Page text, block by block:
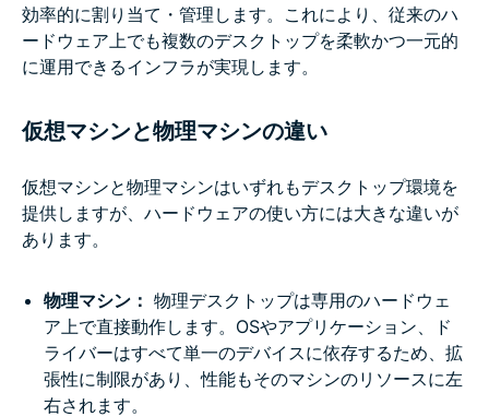
効率的に割り当て・管理します。これにより、従来のハ
ードウェア上でも複数のデスクトップを柔軟かつ一元的
に運用できるインフラが実現します。
仮想マシンと物理マシンの違い
仮想マシンと物理マシンはいずれもデスクトップ環境を
提供しますが、ハードウェアの使い方には大きな違いが
あります。
物理マシン： 物理デスクトップは専用のハードウェ
ア上で直接動作します。OSやアプリケーション、ド
ライバーはすべて単一のデバイスに依存するため、拡
張性に制限があり、性能もそのマシンのリソースに左
右されます。